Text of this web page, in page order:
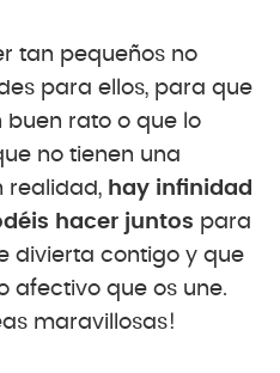
tan pequeños no
para ellos, para que
buen rato o que lo
no tienen una
realidad, hay infinidad
hacer juntos para
divierta contigo y que
afectivo que os une.
maravillosas!